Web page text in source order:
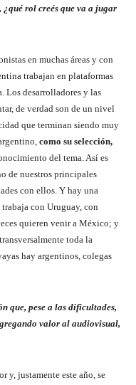
rol creés que va a jugar
en muchas áreas y con
trabajan en plataformas
Los desarrolladores y las
de verdad son de un nivel
que terminan siendo muy
como su selección,
del tema. Así es
de nuestros principales
con ellos. Y hay una
con Uruguay, con
quieren venir a México; y
toda la
hay argentinos, colegas
que, pese a las dificultades,
valor al audiovisual,
y, justamente este año, se